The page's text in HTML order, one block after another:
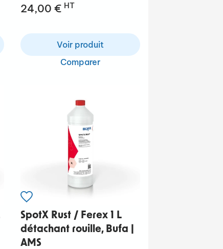
24,00 € HT
Voir produit
Comparer
SpotX Rust / Ferex 1 L
détachant rouille, Bufa |
AMS